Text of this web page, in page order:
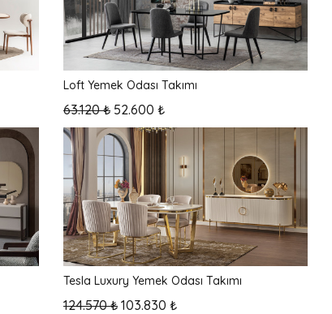
Loft Yemek Odası Takımı
63.120 ₺ 52.600 ₺
Tesla Luxury Yemek Odası Takımı
124.570 ₺ 103.830 ₺